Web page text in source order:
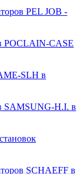
PEL JOB -
POCLAIN-CASE
SLH в
SAMSUNG-H.I. в
SCHAEFF в